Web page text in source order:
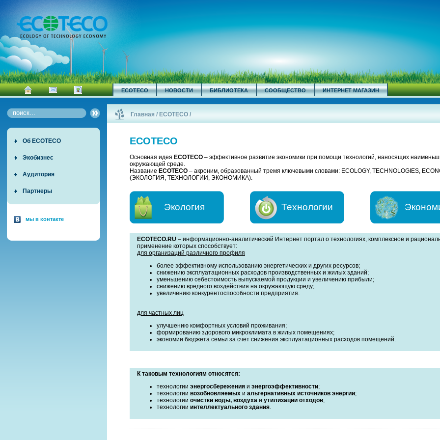
ECOTECO НОВОСТИ БИБЛИОТЕКА СООБЩЕСТВО ИНТЕРНЕТ МАГАЗИН
Об ECOTECO
Экобизнес
Аудитория
Партнеры
мы в контакте
Главная / ECOTECO /
ECOTECO
Основная идея ECOTECO – эффективное развитие экономики при помощи технологий, наносящих
окружающей среде.
Название ECOTECO – акроним, образованный тремя ключевыми словами: ECOLOGY, TECHNOLOGIES,
(ЭКОЛОГИЯ, ТЕХНОЛОГИИ, ЭКОНОМИКА).
Экология Технологии
ECOTECO.RU – информационно-аналитический Интернет портал о технологиях, комплексное и
применение которых способствует:
для организаций различного профиля
более эффективному использованию энергетических и других ресурсов;
снижению эксплуатационных расходов производственных и жилых зданий;
уменьшению себестоимость выпускаемой продукции и увеличению прибыли;
снижению вредного воздействия на окружающую среду;
увеличению конкурентоспособности предприятия.
для частных лиц
улучшению комфортных условий проживания;
формированию здорового микроклимата в жилых помещениях;
экономии бюджета семьи за счет снижения эксплуатационных расходов помещений.
К таковым технологиям относятся:
технологии энергосбережения и энергоэффективности;
технологии возобновляемых и альтернативных источников энергии;
технологии очистки воды, воздуха и утилизации отходов;
технологии интеллектуального здания